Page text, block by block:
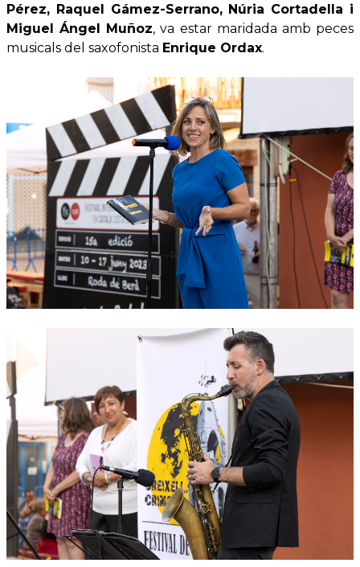
Pérez, Raquel Gámez-Serrano, Núria Cortadella i
Miguel Ángel Muñoz, va estar maridada amb peces
musicals del saxofonista Enrique Ordax.